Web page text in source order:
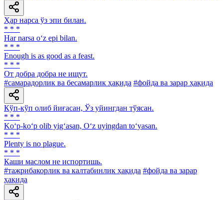
Ҳар нарса ўз эпи билан.
* * *
Har narsa o‘z epi bilan.
* * *
Enough is as good as a feast.
* * *
От добра добра не ищут.
#самарадорлик ва бесамарлик ҳақида #фойда ва зарар ҳақида
Кўп-кўп олиб йиғасан, Ўз уйингдан тўясан.
* * *
Ko‘p-ko‘p olib yig‘asan, O‘z uyingdan to‘yasan.
* * *
Plenty is no plague.
* * *
Каши маслом не испортишь.
#тажрибакорлик ва калтабинлик ҳақида #фойда ва зарар
ҳақида